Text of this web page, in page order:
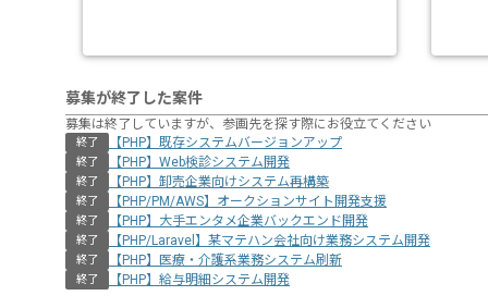
募集が終了した案件
募集は終了していますが、参画先を探す際にお役立てください
終了 【PHP】既存システムバージョンアップ
終了 【PHP】Web検診システム開発
終了 【PHP】卸売企業向けシステム再構築
終了 【PHP/PM/AWS】オークションサイト開発支援
終了 【PHP】大手エンタメ企業バックエンド開発
終了 【PHP/Laravel】某マテハン会社向け業務システム開発
終了 【PHP】医療・介護系業務システム刷新
終了 【PHP】給与明細システム開発